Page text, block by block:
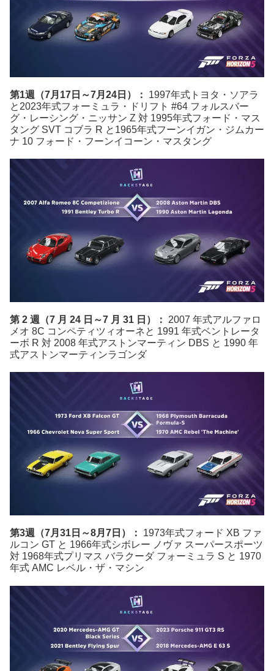
第1週（7月17日～7月24日）：
1997年式トヨタ・ソアラ
と2023年式フォーミュラ・ドリフト #64 フォルスバー
グ・レーシング・ニッサン Z 対 1995年式フォード・マス
タング SVT コブラ R と1965年式フーンイガン・ジムカー
ナ 10 フォード・フーンイコーン・マスタング
第 2 週（7 月 24 日～7 月 31 日）：
2007 年式アルファロ
メオ 8C コンペティツィオーネと 1991 年式ベントレータ
ーボ R 対 2008 年式アストンマーティン DBS と 1990 年
式アストンマーティンラゴンダ
第3週（7月31日～8月7日）：
1973年式フォード XB ファ
ルコン GT と 1966年式シボレー ノヴァ スーパースポーツ
対 1968年式プリマス バラクーダ フォーミュラ S と 1970
年式 AMC レベル・ザ・マシン